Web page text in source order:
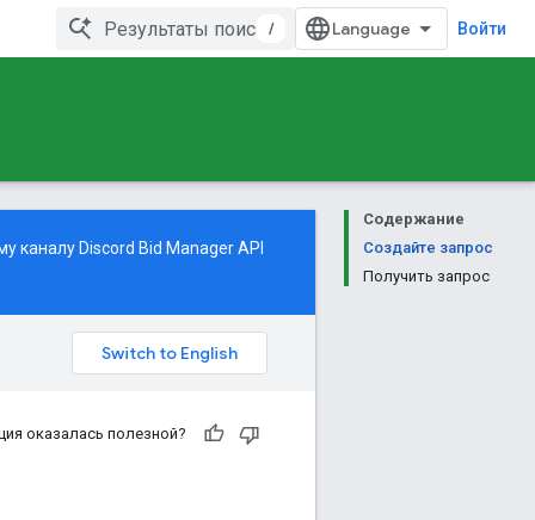
/ Войти
Содержание
Создайте запрос
Получить запрос
каналу Discord Bid Manager API
оказалась полезной?